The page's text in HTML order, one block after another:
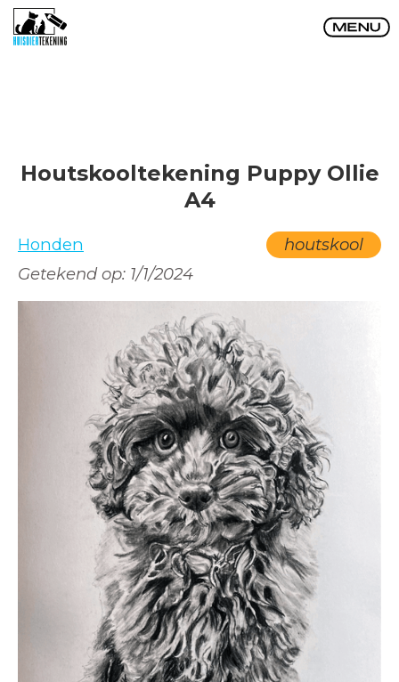
Houtskooltekening Puppy Ollie
A4
Honden
houtskool
Getekend op: 1/1/2024